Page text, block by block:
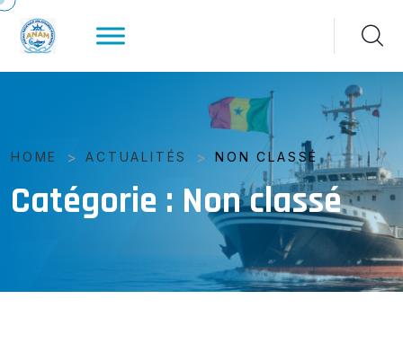
HOME > ACTUALITÉS > NON CLASSÉ
Catégorie : Non classé